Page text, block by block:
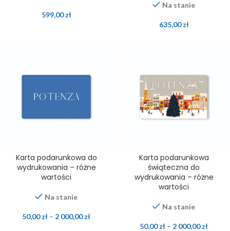
599,00zł
Na stanie
635,00zł
Karta podarunkowa do
wydrukowania – różne
wartości
Na stanie
50,00zł – 2 000,00zł
Karta podarunkowa
świąteczna do
wydrukowania – różne
wartości
Na stanie
50,00zł – 2 000,00zł